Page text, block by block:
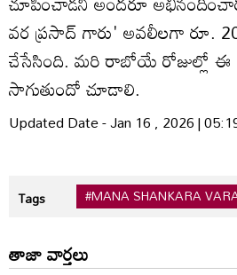
వర ప్రసాద్ గారు' అవలీలగా రూ.
చేసేసింది. మరి రాబోయే రోజుల్లో ఈ
సాగుతుందో చూడాలి.
Updated Date - Jan 16 , 2026 |
Tags #MANA SHANKARA
తాజా వార్తలు